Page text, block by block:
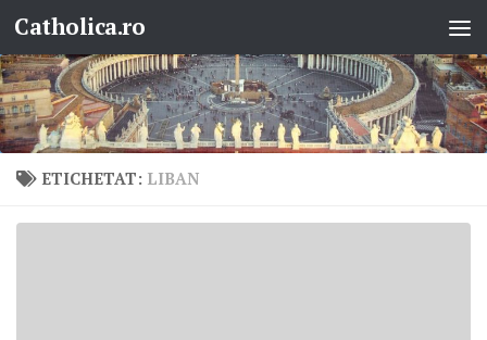
Skip to content
Catholica.ro
ETICHETAT: LIBAN